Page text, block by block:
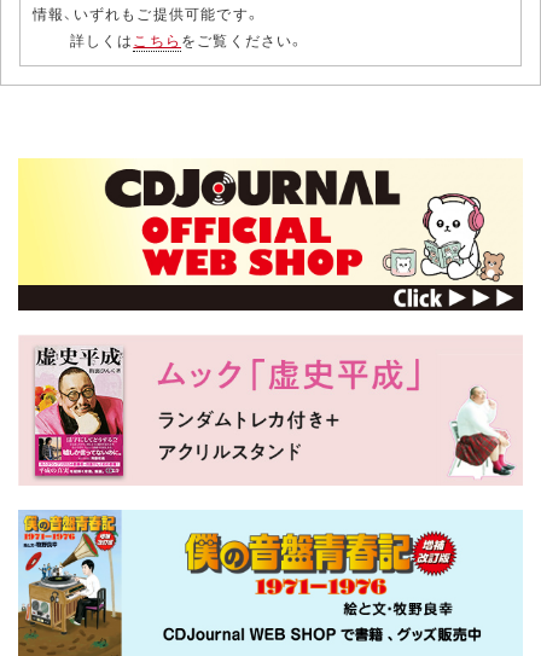
情報、いずれもご提供可能です。
詳しくはこちら をご覧ください。